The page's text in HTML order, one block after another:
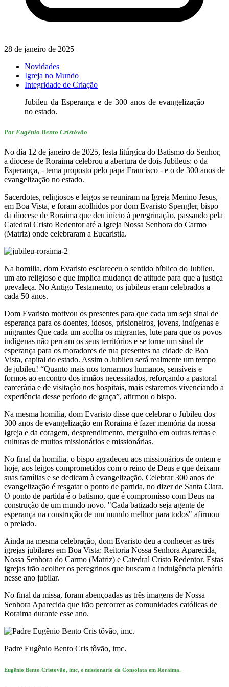
28 de janeiro de 2025
Novidades
Igreja no Mundo
Integridade de Criação
Jubileu da Esperança e de 300 anos de evangelização
no estado.
Por Eugênio Bento Cristóvão
No dia 12 de janeiro de 2025, festa litúrgica do Batismo do Senhor,
a diocese de Roraima celebrou a abertura de dois Jubileus: o da
Esperança, - tema proposto pelo papa Francisco - e o de 300 anos de
evangelização no estado.
Sacerdotes, religiosos e leigos se reuniram na Igreja Menino Jesus,
em Boa Vista, e foram acolhidos por dom Evaristo Spengler, bispo
da diocese de Roraima que deu início à peregrinação, passando pela
Catedral Cristo Redentor até a Igreja Nossa Senhora do Carmo
(Matriz) onde celebraram a Eucaristia.
Na homilia, dom Evaristo esclareceu o sentido bíblico do Jubileu,
um ato religioso e que implica mudança de atitude para que a justiça
prevaleça. No Antigo Testamento, os jubileus eram celebrados a
cada 50 anos.
Dom Evaristo motivou os presentes para que cada um seja sinal de
esperança para os doentes, idosos, prisioneiros, jovens, indígenas e
migrantes Que cada um acolha os migrantes, lute para que os povos
indígenas não percam os seus territórios e se torne um sinal de
esperança para os moradores de rua presentes na cidade de Boa
Vista, capital do estado. Assim o Jubileu será realmente um tempo
de jubileu! “Quanto mais nos tornarmos humanos, sensíveis e
formos ao encontro dos irmãos necessitados, reforçando a pastoral
carcerária e de visitação nos hospitais, mais estaremos vivenciando a
experiência desse período de graça”, afirmou o bispo.
Na mesma homilia, dom Evaristo disse que celebrar o Jubileu dos
300 anos de evangelização em Roraima é fazer memória da nossa
Igreja e da coragem, desprendimento, mergulho em outras terras e
culturas de muitos missionários e missionárias.
No final da homilia, o bispo agradeceu aos missionários de ontem e
hoje, aos leigos comprometidos com o reino de Deus e que deixam
suas famílias e se dedicam à evangelização. Celebrar 300 anos de
evangelização é resgatar o ponto de partida, no dizer de Santa Clara.
O ponto de partida é o batismo, que é compromisso com Deus na
construção de um mundo novo. "Cada batizado seja agente de
esperança na construção de um mundo melhor para todos" afirmou
o prelado.
Ainda na mesma celebração, dom Evaristo deu a conhecer as três
igrejas jubilares em Boa Vista: Reitoria Nossa Senhora Aparecida,
Nossa Senhora do Carmo (Matriz) e Catedral Cristo Redentor. Estas
igrejas irão acolher os peregrinos que buscam a indulgência plenária
nesse ano jubilar.
No final da missa, foram abençoadas as três imagens de Nossa
Senhora Aparecida que irão percorrer as comunidades católicas de
Roraima durante esse ano.
Padre Eugênio Bento Cris tôvão, imc.
Eugênio Bento Cristóvão, imc, é missionário da Consolata em Roraima.